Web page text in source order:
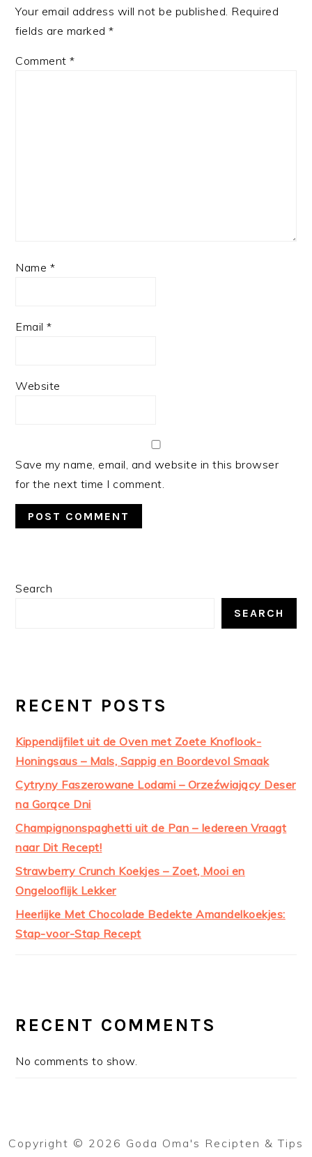
Your email address will not be published. Required
fields are marked*
Comment*
Name *
Email*
Website
Save my name, email, and website in this browser
for the next time I comment.
PRIMARY
Search
SEARCH
RECENT POSTS
Kippendijfilet uit de Oven met Zoete Knoflook-
Honingsaus – Mals, Sappig en Boordevol Smaak
Cytryny Faszerowane Lodami – Orzeźwiający Deser
na Gorące Dni
Champignonspaghetti uit de Pan – Iedereen Vraagt
naar Dit Recept!
Strawberry Crunch Koekjes – Zoet, Mooi en
Ongelooflijk Lekker
Heerlijke Met Chocolade Bedekte Amandelkoekjes:
Stap-voor-Stap Recept
RECENT COMMENTS
No comments to show.
Copyright © 2026 Goda Oma's Recipten & Tips